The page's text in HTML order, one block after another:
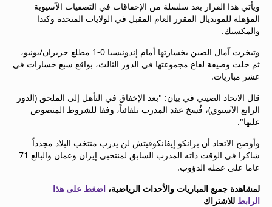
النشرة
الإخبارية
اتصل بنا
beIN CONNECT
beIN MEDIA GROUP
ترددات beIN SPORTS
الأسئلة الأكثر شيوعاً
دليل التلفاز
احصل على beIN
معلومات عن هذا الموقع
ويأتي هذا القرار بعد سلسلة من الإخفاقات في التصفيات الآسيوية
المؤهلة للمونديال المقرر العام المقبل في الولايات المتحدة وكندا
والمكسيك.
وتبخرت آمال الصين بخسارتها أمام إندونيسيا 0-1 مطلع حزيران/يونيو،
ثم حلت وصيفة لقاع مجموعتها في الدور الثالث، بواقع سبع خسارات في
عشر مباريات.
قال الاتحاد الصيني في بيان: "بعد الإخفاق في التأهل إلى الملحق (الدور
الرابع الآسيوي)، فُسخ عقد المدرب تلقائياً، وفقا للشروط المنصوص
عليها".
وأوضح الاتحاد أن برانكو إيفانكوفيتش لن يدرب منتخب البلاد مجدداً
شاكرا في الوقت ذاته المدرب السابق لمنتخبي إيران وعمان والبالغ 71
عاما على عمله الدؤوب.
لمشاهدة جميع المباريات والأحداث الرياضية، اضغط على هذا
الرابط للاشتراك